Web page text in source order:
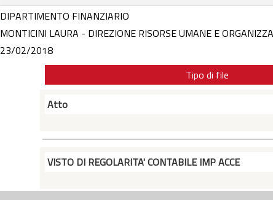
DIPARTIMENTO FINANZIARIO
MONTICINI LAURA - DIREZIONE RISORSE UMANE E
23/02/2018
Tipo di file
Atto
VISTO DI REGOLARITA' CONTABILE IMP ACCE